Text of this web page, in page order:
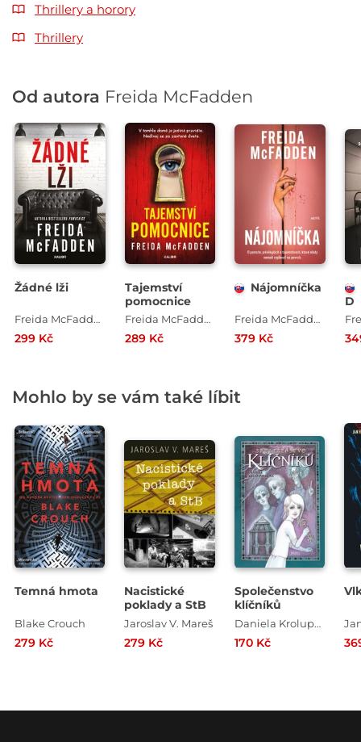
Thrillery a horory
Thrillery
Od autora Freida McFadden
Žádné lži
Freida McFadden
299 Kč
Tajemství
pomocnice
Freida McFadden
289 Kč
Nájomníčka
Freida McFadden
379 Kč
D
Mohlo by se vám také líbit
Temná hmota
Blake Crouch
279 Kč
Nacistické
poklady a StB
Jaroslav V. Mareš
279 Kč
Společenstvo
klíčníků
Daniela Krolupperová
170 Kč